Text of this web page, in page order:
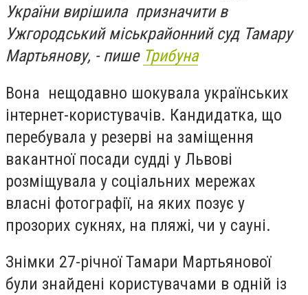
України вирішила призначити в
Ужгородський міськрайонний суд Тамару
Мартьянову, - пише Трибуна
Вона нещодавно шокувала українських
інтернет-користувачів. Кандидатка, що
перебувала у резерві на заміщення
вакантної посади судді у Львові
розміщувала у соціальних мережах
власні фотографії, на яких позує у
прозорих сукнях, на пляжі, чи у сауні.
Знімки 27-річної Тамари Мартьянової
були знайдені користувачами в одній із